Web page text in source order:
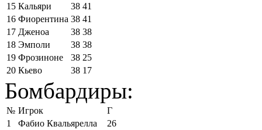
15 Кальяри 38 41
16 Фиорентина 38 41
17 Дженоа 38 38
18 Эмполи 38 38
19 Фрозиноне 38 25
20 Кьево 38 17
Бомбардиры:
№ Игрок
Г
1
Фабио Квальярелла
26